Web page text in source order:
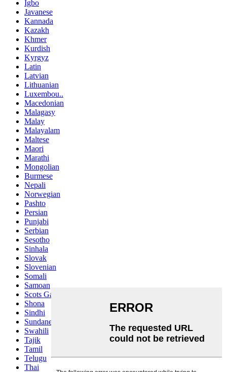
Igbo
Javanese
Kannada
Kazakh
Khmer
Kurdish
Kyrgyz
Latin
Latvian
Lithuanian
Luxembou..
Macedonian
Malagasy
Malay
Malayalam
Maltese
Maori
Marathi
Mongolian
Burmese
Nepali
Norwegian
Pashto
Persian
Punjabi
Serbian
Sesotho
Sinhala
Slovak
Slovenian
Somali
Samoan
Scots Gaelic
Shona
Sindhi
Sundanese
Swahili
Tajik
Tamil
Telugu
Thai